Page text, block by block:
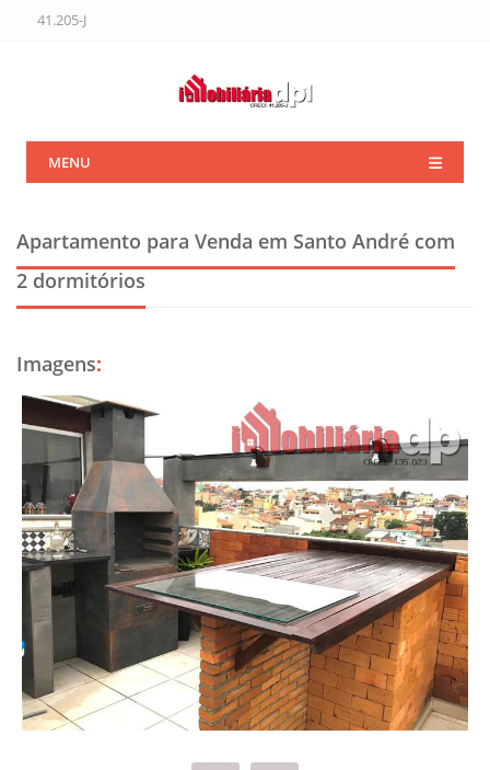
41.205-J
MENU
Apartamento para Venda em Santo André com
2 dormitórios
Imagens: